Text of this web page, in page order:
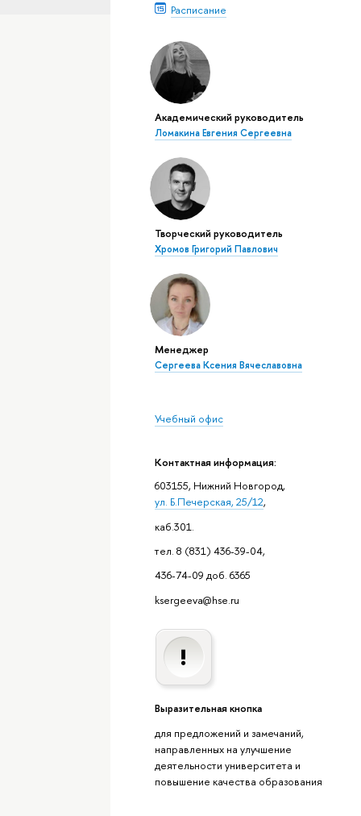
Расписание
Академический руководитель
Ломакина Евгения Сергеевна
Творческий руководитель
Хромов Григорий Павлович
Менеджер
Сергеева Ксения Вячеславовна
Учебный офис
Контактная информация:
603155, Нижний Новгород,
ул. Б.Печерская, 25/12,
каб.301.
тел. 8 (831) 436-39-04,
436-74-09 доб. 6365
ksergeeva@hse.ru
Выразительная кнопка
для предложений и замечаний,
направленных на улучшение
деятельности университета и
повышение качества образования